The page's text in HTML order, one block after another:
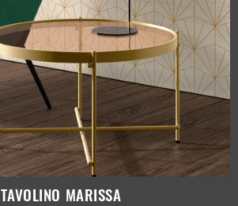
TAVOLINO MARISSA